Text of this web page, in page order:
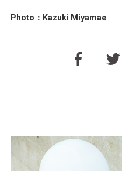
Photo：Kazuki Miyamae